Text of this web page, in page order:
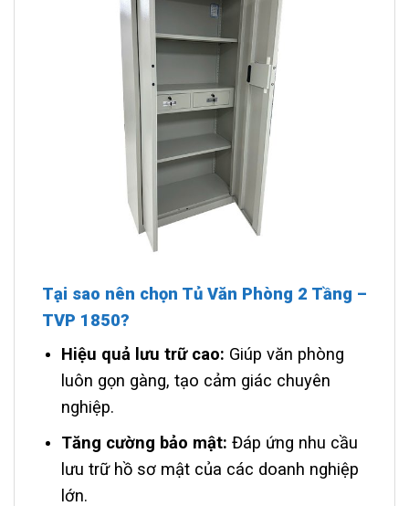
Tại sao nên chọn Tủ Văn Phòng 2 Tầng –
TVP 1850?
Hiệu quả lưu trữ cao: Giúp văn phòng
luôn gọn gàng, tạo cảm giác chuyên
nghiệp.
Tăng cường bảo mật: Đáp ứng nhu cầu
lưu trữ hồ sơ mật của các doanh nghiệp
lớn.